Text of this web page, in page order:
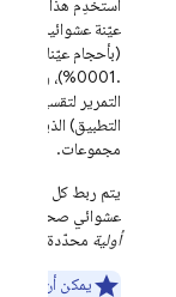
استخدِم هذا الحقل
عيّنة عشوائية من
.0001%)،
التمرير لتقسيم
التطبيق) الذين تم
مجموعات.
يتم ربط كل مثيل
عشوائي صحيح أو
أولية محدّدة في
يمكن أن